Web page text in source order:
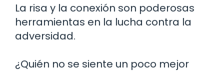
La risa y la conexión son poderosas
herramientas en la lucha contra la
adversidad.
¿Quién no se siente un poco mejor